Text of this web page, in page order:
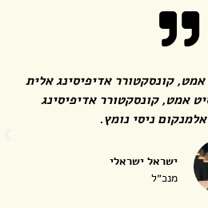
אמט, קונסקטורר אדיפיסינג אלית
אמט, קונסקטורר אדיפיסינג
ניסי נומץ.
ישראל ישראלי
מנכ״ל